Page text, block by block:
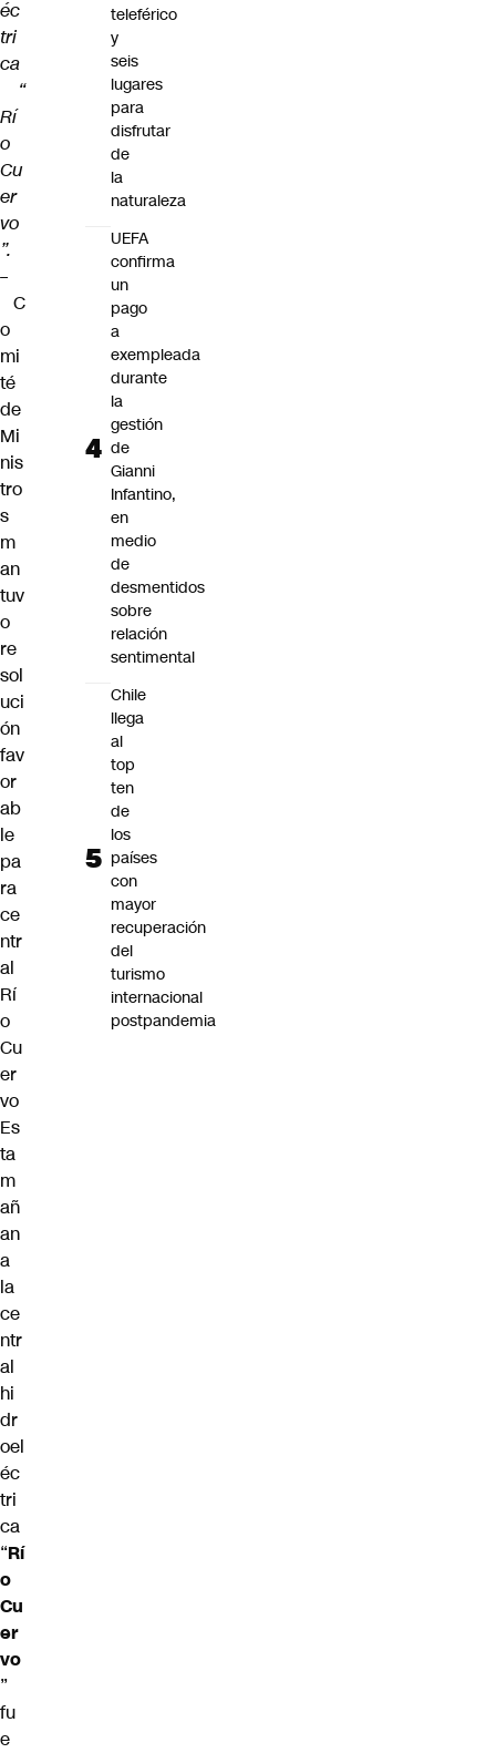
éc
tri
ca
“
Rí
o
Cu
er
vo
”.
–
C
o
mi
té
de
Mi
nis
tro
s
m
an
tuv
o
re
sol
uci
ón
fav
or
ab
le
pa
ra
ce
ntr
al
Rí
o
Cu
er
vo
Es
ta
m
añ
an
a
la
ce
ntr
al
hi
dr
oel
éc
tri
ca
“Rí
o
Cu
er
vo
”
fu
e
teleférico
y
seis
lugares
para
disfrutar
de
la
naturaleza
UEFA
confirma
un
pago
a
exempleada
durante
la
gestión
de
Gianni
Infantino,
en
medio
de
desmentidos
sobre
relación
sentimental
Chile
llega
al
top
ten
de
los
países
con
mayor
recuperación
del
turismo
internacional
postpandemia